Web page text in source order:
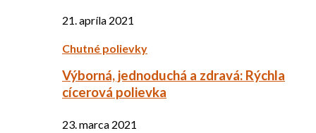
21. apríla 2021
Chutné polievky
Výborná, jednoduchá a zdravá: Rýchla
cícerová polievka
23. marca 2021